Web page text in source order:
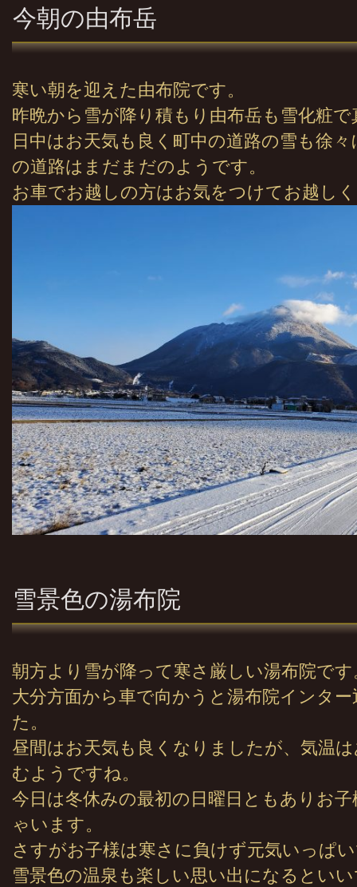
今朝の由布岳
寒い朝を迎えた由布院です。
昨晩から雪が降り積もり由布岳も雪化粧
日中はお天気も良く町中の道路の雪も徐
の道路はまだまだのようです。
お車でお越しの方はお気をつけてお越し
雪景色の湯布院
朝方より雪が降って寒さ厳しい湯布院です
大分方面から車で向かうと湯布院インタ
た。
昼間はお天気も良くなりましたが、気温
むようですね。
今日は冬休みの最初の日曜日ともありお
ゃいます。
さすがお子様は寒さに負けず元気いっぱ
雪景色の温泉も楽しい思い出になるとい